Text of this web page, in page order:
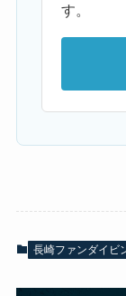
す。
長崎ファンダイビ